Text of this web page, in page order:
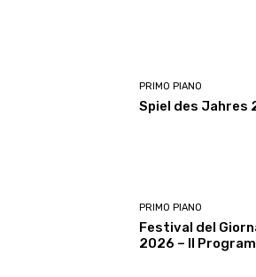
PRIMO PIANO
Spiel des Jahres
PRIMO PIANO
Festival del
2026 – Il